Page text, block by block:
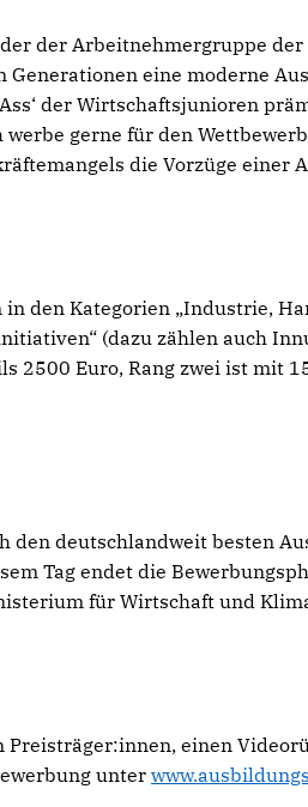
der Arbeitnehmergruppe der
Generationen eine moderne
der Wirtschaftsjunioren
werbe gerne für den
die Vorzüge einer
in den Kategorien „Industrie,
(dazu zählen auch
2500 Euro, Rang zwei ist mit
den deutschlandweit besten
Tag endet die
für Wirtschaft und
Preisträger:innen, einen
unter